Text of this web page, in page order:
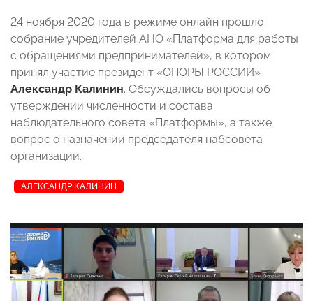
24 ноября 2020 года в режиме онлайн прошло
собрание учредителей АНО «Платформа для работы
с обращениями предпринимателей», в котором
принял участие президент «ОПОРЫ РОССИИ»
Александр Калинин. Обсуждались вопросы об
утверждении численности и состава
наблюдательного совета «Платформы», а также
вопрос о назначении председателя набсовета
организации.
АЛЕКСАНДР КАЛИНИН